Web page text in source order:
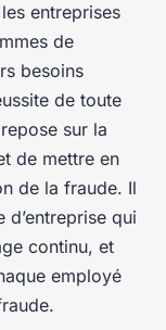
entreprises
de
besoins
de toute
sur la
de mettre en
de la fraude. Il
qui
continu, et
employé